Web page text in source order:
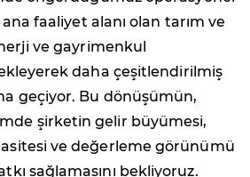
faaliyet alanı olan tarım ve
ve gayrimenkul
daha çeşitlendirilmiş
geçiyor. Bu dönüşümün,
şirketin gelir büyümesi,
ve değerleme görünümü
sağlamasını bekliyoruz.